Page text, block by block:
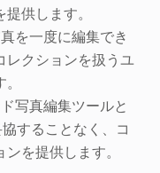
供します。
を一度に編集でき
レクションを扱うユ
写真編集ツールと
することなく、コ
を提供します。